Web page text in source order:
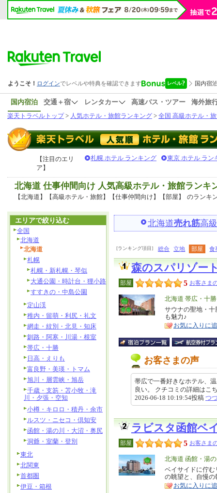
国内宿泊 交通＋宿 レンタカー 高速バス・ツアー
海外旅
楽天トラベルトップ> 人気ホテル・旅館ランキング > 全国 高級ホテル・
【注目のエリ
ア】
札幌 ホテル ランキング 東京 ホテル ラン
北海道 仕事仲間向け 人気高級ホテル・旅館ランキ
【北海道】【高級ホテル・旅館】【仕事仲間向け】【部屋】 のランキ
北海道売れ筋高
[ランキング項目] 総合 立地 部屋 食
森のスパリゾー
部屋 5 お客さま
エ
リ
ア
北海道 帯広・十勝
特
徴
サウナの聖地・
も魅力♪
お気に入りに
お客さまの声
帯広で一番好きなホテル、
良い。 クチコミの詳細は
2026-06-18 10:19:54投稿 つ
ラビスタ函館ベ
部屋 5 お客さま
エ
リ
ア
北海道 函館・湯
特
徴
ベイサイドに佇
の眺望と、自慢
お気に入りに
エリアで絞り込む
全国
北海道
北海道
札幌
札幌・新札幌・琴似
大通公園・時計台・狸小路
すすきの・中島公園
定山渓
稚内・留萌・利尻・礼文
網走・紋別・北見・知床
釧路・阿寒・川湯・根室
帯広・十勝
日高・えりも
富良野・美瑛・トマム
旭川・層雲峡・旭岳
千歳・支笏・苫小牧・滝
川・夕張・空知
小樽・キロロ・積丹・余市
ルスツ・ニセコ・倶知安
函館・湯の川・大沼・奥尻
洞爺・室蘭・登別
東北
北関東
首都圏
伊豆・箱根